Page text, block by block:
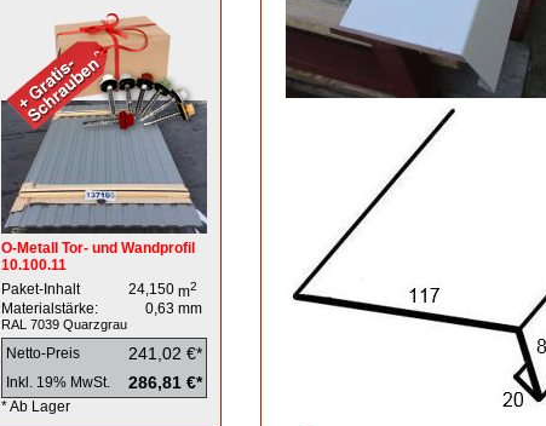
O-Metall Tor- und Wandprofil
10.100.11
Paket-Inhalt
24,150 m2
Materialstärke: 0,63 mm
RAL 7039 Quarzgrau
Netto-Preis 241,02 €*
Inkl. 19% MwSt. 286,81 €*
* Ab Lager